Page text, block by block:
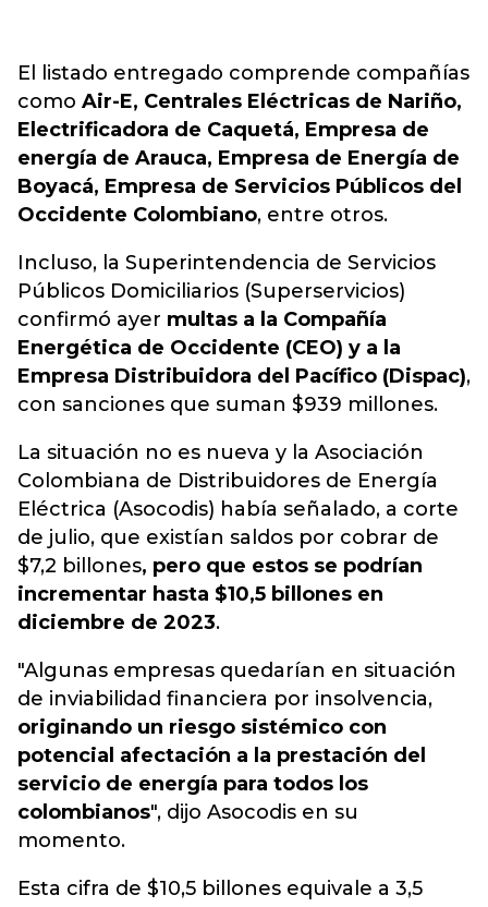
El listado entregado comprende compañías
como Air-E, Centrales Eléctricas de Nariño,
Electrificadora de Caquetá, Empresa de
energía de Arauca, Empresa de Energía de
Boyacá, Empresa de Servicios Públicos del
Occidente Colombiano, entre otros.
Incluso, la Superintendencia de Servicios
Públicos Domiciliarios (Superservicios)
confirmó ayer multas a la Compañía
Energética de Occidente (CEO) y a la
Empresa Distribuidora del Pacífico (Dispac),
con sanciones que suman $939 millones.
La situación no es nueva y la Asociación
Colombiana de Distribuidores de Energía
Eléctrica (Asocodis) había señalado, a corte
de julio, que existían saldos por cobrar de
$7,2 billones, pero que estos se podrían
incrementar hasta $10,5 billones en
diciembre de 2023.
"Algunas empresas quedarían en situación
de inviabilidad financiera por insolvencia,
originando un riesgo sistémico con
potencial afectación a la prestación del
servicio de energía para todos los
colombianos", dijo Asocodis en su
momento.
Esta cifra de $10,5 billones equivale a 3,5